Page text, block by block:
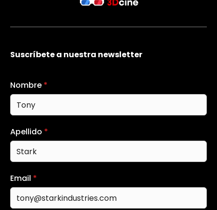
Suscríbete a nuestra newsletter
Nombre *
Apellido *
Email *